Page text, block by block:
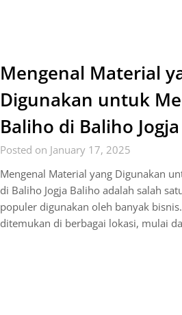
Mengenal Material
Digunakan untuk
Baliho di Baliho Jogja
Posted on January 17, 2025
Mengenal Material yang Digunakan
di Baliho Jogja Baliho adalah salah
populer digunakan oleh banyak
ditemukan di berbagai lokasi, mulai